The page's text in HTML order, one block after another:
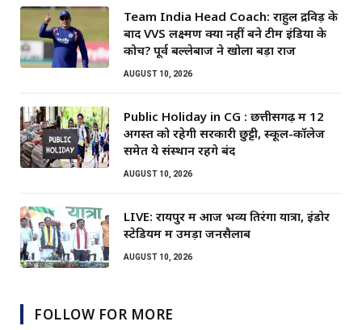
Team India Head Coach: राहुल द्रविड़ के
बाद VVS लक्ष्मण क्यों नहीं बने टीम इंडिया के
कोच? पूर्व बल्लेबाज ने खोला बड़ा राज
AUGUST 10, 2026
Public Holiday in CG : छत्तीसगढ़ में 12
अगस्त को रहेगी सरकारी छुट्टी, स्कूल-कॉलेज
समेत ये संस्थान रहेंगे बंद
AUGUST 10, 2026
LIVE: रायपुर में आज भव्य तिरंगा यात्रा, इंडोर
स्टेडियम में उमड़ा जनसैलाब
AUGUST 10, 2026
FOLLOW FOR MORE